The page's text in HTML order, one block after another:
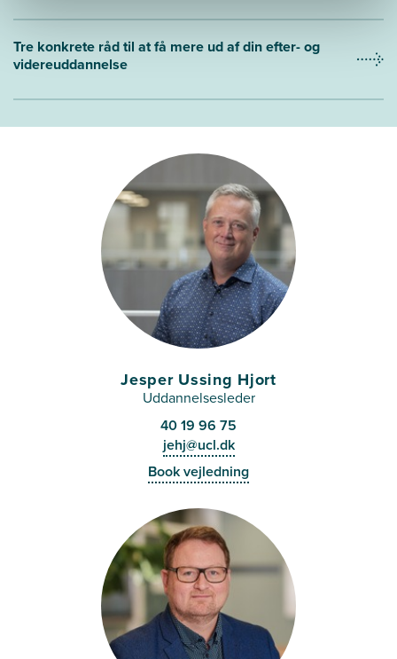
Tre konkrete råd til at få mere ud af din efter- og
videreuddannelse
Jesper Ussing Hjort
Uddannelsesleder
40 19 96 75
jehj@ucl.dk
Book vejledning